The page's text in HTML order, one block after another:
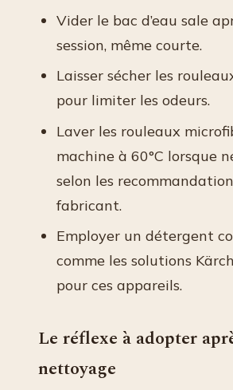
Vider le bac d’eau sale
session, même courte.
Laisser sécher les
pour limiter les odeurs.
Laver les rouleaux
machine à 60°C lorsque
selon les
fabricant.
Employer un détergent
comme les solutions
pour ces appareils.
Le réflexe à adopter
nettoyage